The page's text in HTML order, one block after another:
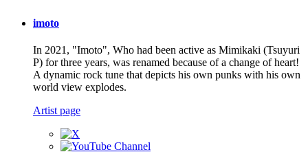
imoto
In 2021, "Imoto", Who had been active as Mimikaki (Tsuyuri
P) for three years, was renamed because of a change of heart!
A dynamic rock tune that depicts his own punks with his own
world view explodes.
Artist page